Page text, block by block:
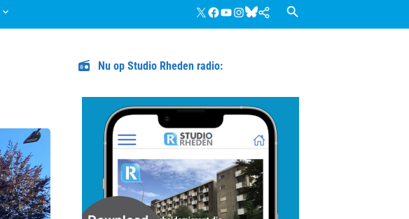
X Facebook
YouTube
Instagram
Bluesky
Google
Nieuws
Nu op Studio Rheden radio: